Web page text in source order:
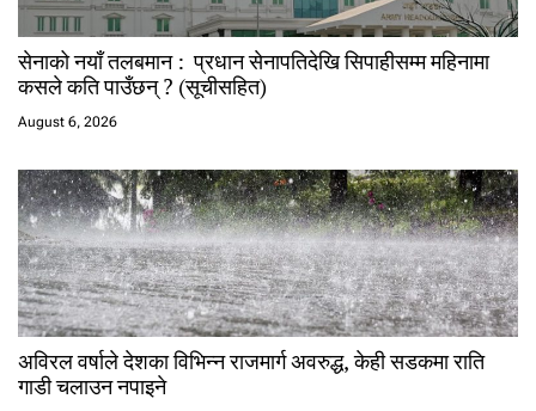
सेनाको नयाँ तलबमान : प्रधान सेनापतिदेखि सिपाहीसम्म महिनामा
कसले कति पाउँछन् ? (सूचीसहित)
August 6, 2026
अविरल वर्षाले देशका विभिन्न राजमार्ग अवरुद्ध, केही सडकमा राति
गाडी चलाउन नपाइने